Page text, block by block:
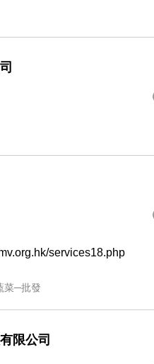
services18.php
菜─批發
限公司